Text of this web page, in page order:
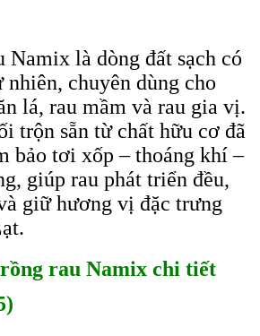
Namix là dòng đất sạch có
nhiên, chuyên dùng cho
lá, rau mầm và rau gia vị.
trộn sẵn từ chất hữu cơ đã
bảo tơi xốp – thoáng khí –
giúp rau phát triển đều,
giữ hương vị đặc trưng
rau Namix chi tiết